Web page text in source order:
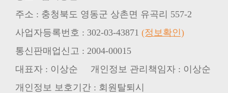
주소 : 충청북도 영동군 상촌면 유곡리 557-2
사업자등록번호 : 302-03-43871 (정보확인)
통신판매업신고 : 2004-00015
대표자 : 이상순 개인정보 관리책임자 : 이상순
개인정보 보호기간 : 회원탈퇴시